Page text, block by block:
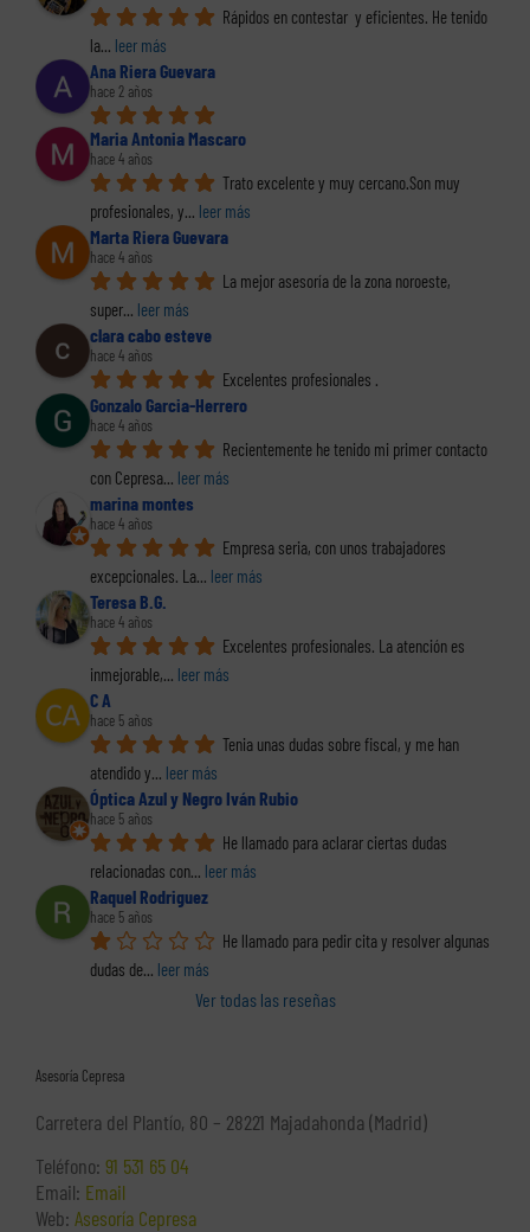
Rápidos en contestar  y eficientes. He tenido
la... leer más
Ana Riera Guevara
hace 2 años
Maria Antonia Mascaro
hace 4 años
Trato excelente y muy cercano.Son muy
profesionales, y... leer más
Marta Riera Guevara
hace 4 años
La mejor asesoría de la zona noroeste,
super... leer más
clara cabo esteve
hace 4 años
Excelentes profesionales .
Gonzalo Garcia-Herrero
hace 4 años
Recientemente he tenido mi primer contacto
con Cepresa... leer más
marina montes
hace 4 años
Empresa seria, con unos trabajadores
excepcionales. La... leer más
Teresa B.G.
hace 4 años
Excelentes profesionales. La atención es
inmejorable,... leer más
C A
hace 5 años
Tenia unas dudas sobre fiscal, y me han
atendido y... leer más
Óptica Azul y Negro Iván Rubio
hace 5 años
He llamado para aclarar ciertas dudas
relacionadas con... leer más
Raquel Rodriguez
hace 5 años
He llamado para pedir cita y resolver algunas
dudas de... leer más
Ver todas las reseñas
Asesoría Cepresa
Carretera del Plantío, 80 – 28221 Majadahonda (Madrid)
Teléfono: 91 531 65 04
Email: Email
Web: Asesoría Cepresa